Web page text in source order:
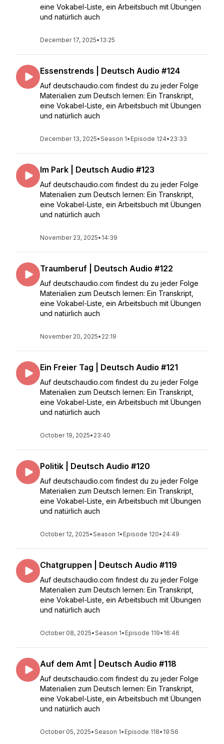
eine Vokabel-Liste, ein Arbeitsbuch mit Übungen
und natürlich auch
December 17, 2025• 13:25
Essenstrends | Deutsch Audio #124
Auf deutschaudio.com findest du zu jeder Folge
Materialien zum Deutsch lernen: Ein Transkript,
eine Vokabel-Liste, ein Arbeitsbuch mit Übungen
und natürlich auch
December 13, 2025•Season 1• Episode 124• 23:33
Im Park | Deutsch Audio #123
Auf deutschaudio.com findest du zu jeder Folge
Materialien zum Deutsch lernen: Ein Transkript,
eine Vokabel-Liste, ein Arbeitsbuch mit Übungen
und natürlich auch
November 23, 2025• 14:39
Traumberuf | Deutsch Audio #122
Auf deutschaudio.com findest du zu jeder Folge
Materialien zum Deutsch lernen: Ein Transkript,
eine Vokabel-Liste, ein Arbeitsbuch mit Übungen
und natürlich auch
November 20, 2025• 22:19
Ein Freier Tag | Deutsch Audio #121
Auf deutschaudio.com findest du zu jeder Folge
Materialien zum Deutsch lernen: Ein Transkript,
eine Vokabel-Liste, ein Arbeitsbuch mit Übungen
und natürlich auch
October 19, 2025• 23:40
Politik | Deutsch Audio #120
Auf deutschaudio.com findest du zu jeder Folge
Materialien zum Deutsch lernen: Ein Transkript,
eine Vokabel-Liste, ein Arbeitsbuch mit Übungen
und natürlich auch
October 12, 2025•Season 1• Episode 120• 24:49
Chatgruppen | Deutsch Audio #119
Auf deutschaudio.com findest du zu jeder Folge
Materialien zum Deutsch lernen: Ein Transkript,
eine Vokabel-Liste, ein Arbeitsbuch mit Übungen
und natürlich auch
October 08, 2025•Season 1• Episode 119• 16:46
Auf dem Amt | Deutsch Audio #118
Auf deutschaudio.com findest du zu jeder Folge
Materialien zum Deutsch lernen: Ein Transkript,
eine Vokabel-Liste, ein Arbeitsbuch mit Übungen
und natürlich auch
October 05, 2025•Season 1• Episode 118• 19:56